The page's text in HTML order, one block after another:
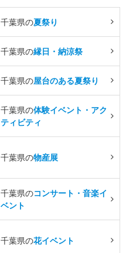
千葉県の夏祭り
千葉県の縁日・納涼祭
千葉県の屋台のある夏祭り
千葉県の体験イベント・アク
ティビティ
千葉県の物産展
千葉県のコンサート・音楽イ
ベント
千葉県の花イベント